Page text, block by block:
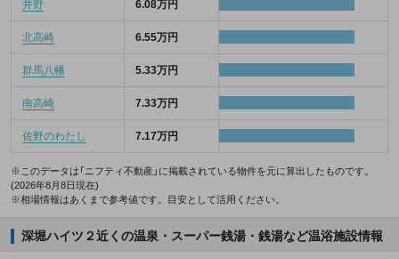
井野 6.08万円
北高崎 6.55万円
群馬八幡 5.33万円
南高崎 7.33万円
佐野のわたし 7.17万円
※このデータは「ニフティ不動産」に掲載されている物件を元に算出したものです。
(2026年8月8日現在)
※相場情報はあくまで参考値です。目安として活用ください。
深堀ハイツ２近くの温泉・スーパー銭湯・銭湯など温浴施設情報